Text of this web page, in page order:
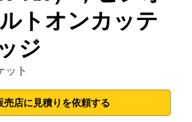
トオンカッテ
ジ
ット
売店に見積りを依頼する